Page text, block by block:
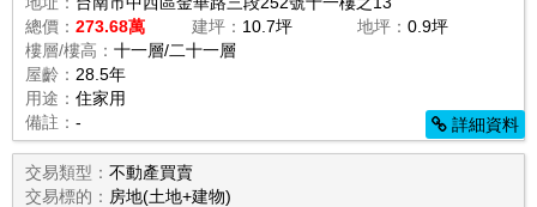
總價： 273.68萬 建坪： 10.7坪 地坪：0.9坪
樓層/樓高： 十一層/二十一層
屋齡： 28.5年
用途： 住家用
備註： - 詳細資料
交易類型： 不動產買賣
交易標的： 房地(土地+建物)